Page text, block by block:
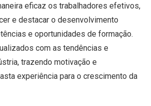
eficaz os trabalhadores efetivos,
e destacar o desenvolvimento
e oportunidades de formação.
com as tendências e
trazendo motivação e
experiência para o crescimento da